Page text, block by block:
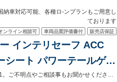
車対応可能、各種ロ-ンプランもご用意し
ております
ンライン相談可 車両品質評価書付 販売店保証
インテリセーフ ACC
シート パワーテールゲー
イト オートハイビーム お車の車両状態（装備内容）は店舗までお電話お待ちしております。029-240-3361。ご不明点やご相談事もお聞かせください。全国納車対応可能、各種ロ-ンプランもご用意しております。